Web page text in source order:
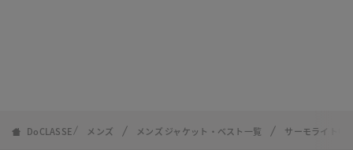
DoCLASSE メンズ メンズ ジャケット・ベスト一覧 サーモライト中